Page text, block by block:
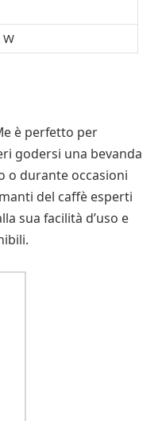
W
è perfetto per
godersi una bevanda
o durante occasioni
del caffè esperti
sua facilità d’uso e